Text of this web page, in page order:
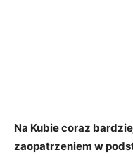
Na Kubie coraz
zaopatrzeniem w